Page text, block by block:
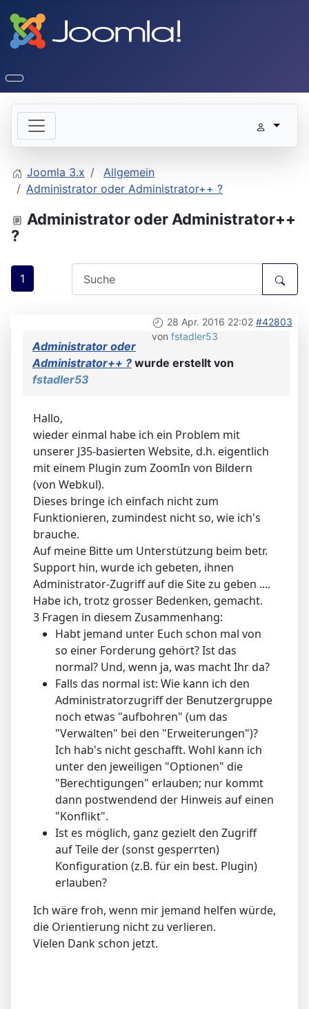
Joomla 3.x
Allgemein
Administrator oder Administrator++ ?
Administrator oder Administrator++
?
1
28 Apr. 2016 22:02 #42803
von fstadler53
Administrator oder
Administrator++ ? wurde erstellt von
fstadler53
Hallo,
wieder einmal habe ich ein Problem mit
unserer J35-basierten Website, d.h. eigentlich
mit einem Plugin zum ZoomIn von Bildern
(von Webkul).
Dieses bringe ich einfach nicht zum
Funktionieren, zumindest nicht so, wie ich's
brauche.
Auf meine Bitte um Unterstützung beim betr.
Support hin, wurde ich gebeten, ihnen
Administrator-Zugriff auf die Site zu geben ....
Habe ich, trotz grosser Bedenken, gemacht.
3 Fragen in diesem Zusammenhang:
Habt jemand unter Euch schon mal von
so einer Forderung gehört? Ist das
normal? Und, wenn ja, was macht Ihr da?
Falls das normal ist: Wie kann ich den
Administratorzugriff der Benutzergruppe
noch etwas "aufbohren" (um das
"Verwalten" bei den "Erweiterungen")?
Ich hab's nicht geschafft. Wohl kann ich
unter den jeweiligen "Optionen" die
"Berechtigungen" erlauben; nur kommt
dann postwendend der Hinweis auf einen
"Konflikt".
Ist es möglich, ganz gezielt den Zugriff
auf Teile der (sonst gesperrten)
Konfiguration (z.B. für ein best. Plugin)
erlauben?
Ich wäre froh, wenn mir jemand helfen würde,
die Orientierung nicht zu verlieren.
Vielen Dank schon jetzt.